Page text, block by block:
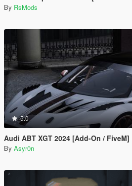
By RsMods
5.0
Audi ABT XGT 2024 [Add-On / FiveM]
By Asyr0n